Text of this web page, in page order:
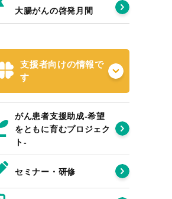
大腸がんの啓発月間
支援者向けの情報で
す
がん患者支援助成-希望
をともに育むプロジェク
ト‐
セミナー・研修